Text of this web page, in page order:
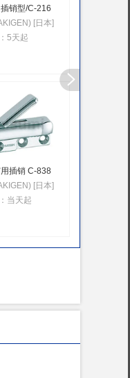
销型/C-216
[日本]
5天起
插销 C-838
[日本]
当天起